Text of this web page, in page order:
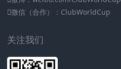
微信（合作）：ClubWorldCup
关注我们